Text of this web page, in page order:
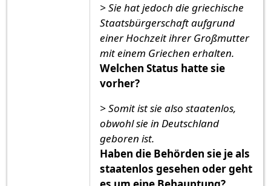
> Sie hat jedoch die griechische
Staatsbürgerschaft aufgrund
einer Hochzeit ihrer Großmutter
mit einem Griechen erhalten.
Welchen Status hatte sie
vorher?
> Somit ist sie also staatenlos,
obwohl sie in Deutschland
geboren ist.
Haben die Behörden sie je als
staatenlos gesehen oder geht